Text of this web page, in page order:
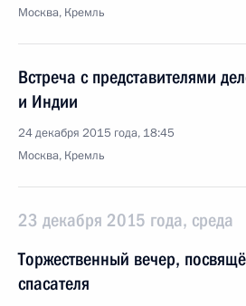
Москва, Кремль
Встреча с представителями
и Индии
24 декабря 2015 года, 18:45
Москва, Кремль
23 декабря 2015 года, среда
Торжественный вечер,
спасателя